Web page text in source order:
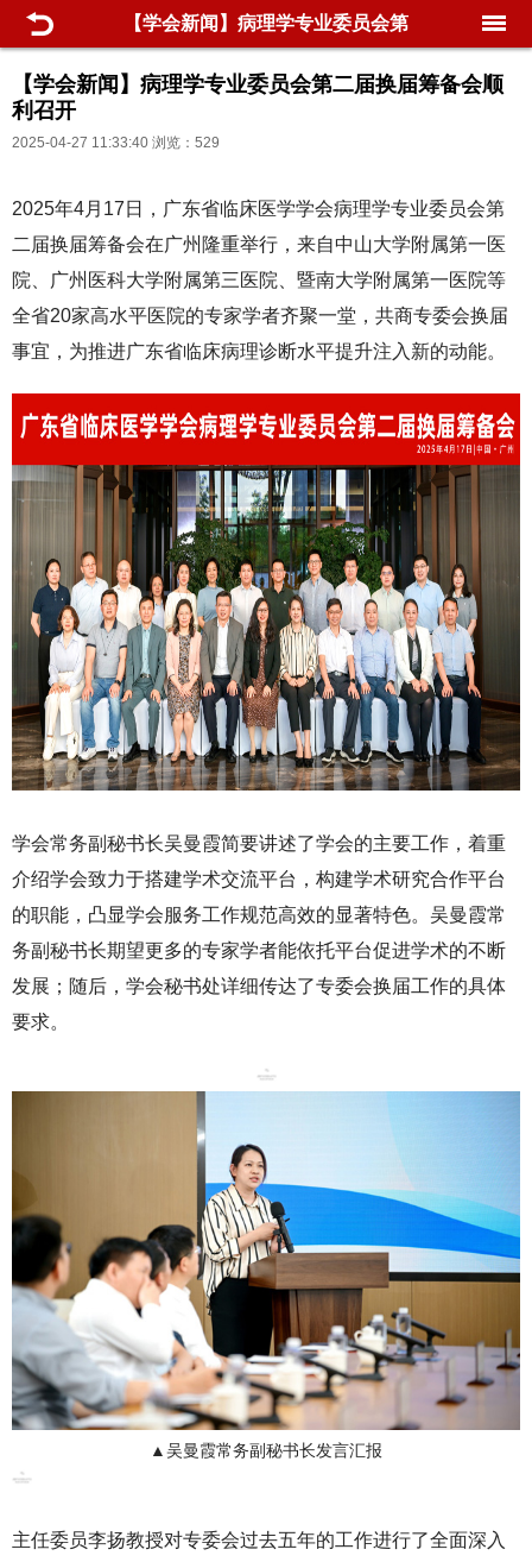
【学会新闻】病理学专业委员会第
二届换届筹备会顺利召开
【学会新闻】病理学专业委员会第二届换届筹备会顺
利召开
2025-04-27 11:33:40 浏览：529
2025年4月17日，广东省临床医学学会病理学专业委员会第
二届换届筹备会在广州隆重举行，来自中山大学附属第一医
院、广州医科大学附属第三医院、暨南大学附属第一医院等
全省20家高水平医院的专家学者齐聚一堂，共商专委会换届
事宜，为推进广东省临床病理诊断水平提升注入新的动能。
学会常务副秘书长吴曼霞简要讲述了学会的主要工作，着重
介绍学会致力于搭建学术交流平台，构建学术研究合作平台
的职能，凸显学会服务工作规范高效的显著特色。吴曼霞常
务副秘书长期望更多的专家学者能依托平台促进学术的不断
发展；随后，学会秘书处详细传达了专委会换届工作的具体
要求。
▲吴曼霞常务副秘书长发言汇报
主任委员李扬教授对专委会过去五年的工作进行了全面深入